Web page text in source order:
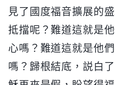
見了國度福音擴展的
抵擋呢？難道這就是
心嗎？難道這就是他
嗎？歸根結底，説白